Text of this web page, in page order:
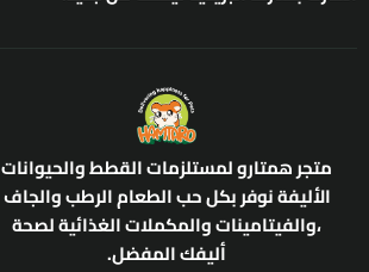
متجر همتارو لمستلزمات القطط والحيوانات
الأليفة نوفر بكل حب الطعام الرطب والجاف
،والفيتامينات والمكملات الغذائية لصحة
أليفك المفضل.